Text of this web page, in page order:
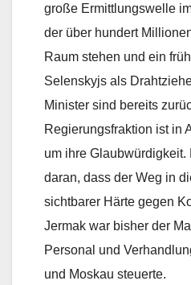
große Ermittlungswelle
der über hundert
Raum stehen und ein
Selenskyjs als
Minister sind bereits
Regierungsfraktion ist in
um ihre
daran, dass der Weg in
sichtbarer Härte gegen
Jermak war bisher der
Personal und
und Moskau steuerte.